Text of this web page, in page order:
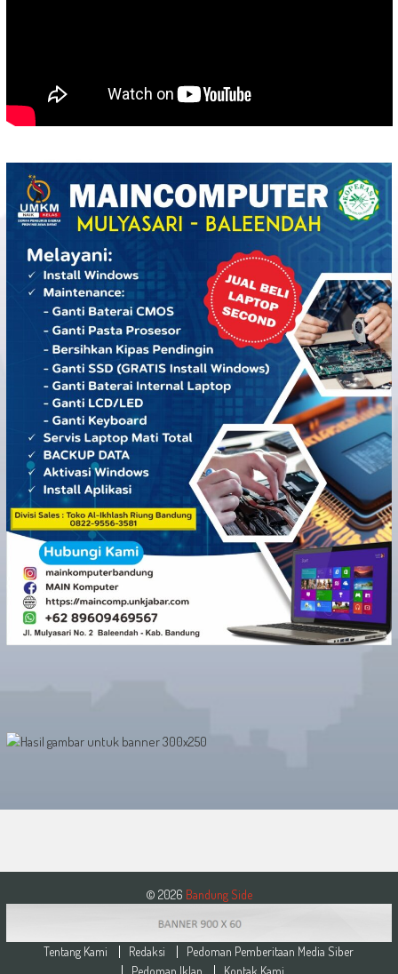
© 2026 Bandung Side
Tentang Kami Redaksi
Pedoman Pemberitaan Media Siber